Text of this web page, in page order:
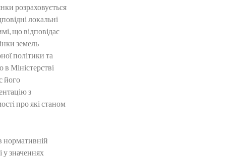
розраховується
локальні
що відповідає
земель
політики та
Міністерстві
його
з
про які станом
нормативній
у значеннях